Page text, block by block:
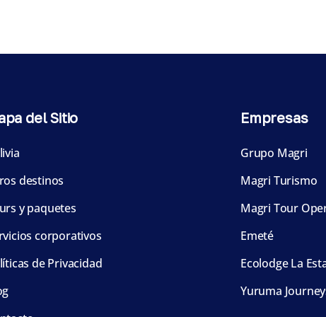
del Sitio
destinos
y paquetes
corporativos
de Privacidad
Empresas
Grupo Magri
Magri Turismo
Magri Tour
Emeté
Ecolodge La
Yuruma